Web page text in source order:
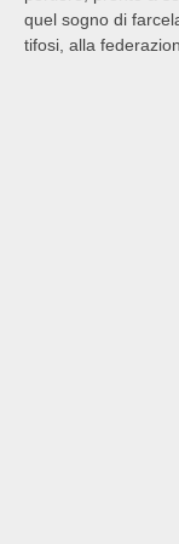
quel sogno di
tifosi, alla